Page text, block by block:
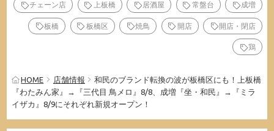
チェーン店 上板橋 居酒屋 常盤台 成増
板橋 板橋区 焼鳥 開店 開店・閉店
鶏
HOME 店舗情報
和民のブランド転換の波が板橋区にも！上板橋
『わたみん家』→『三代目 鳥メロ』8/8、成増『坐・和民』→『ミラ
イザカ』8/9にそれぞれ新規オープン！